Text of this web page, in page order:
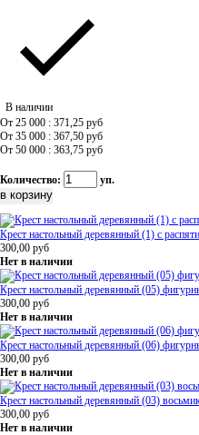
В наличии
От 25 000 : 371,25 руб
От 35 000 : 367,50 руб
От 50 000 : 363,75 руб
Количество: уп.
Крест настольный деревянный (1) с
300,00 руб
Нет в наличии
Крест настольный деревянный (05)
300,00 руб
Нет в наличии
Крест настольный деревянный (06)
300,00 руб
Нет в наличии
Крест настольный деревянный (03)
300,00 руб
Нет в наличии